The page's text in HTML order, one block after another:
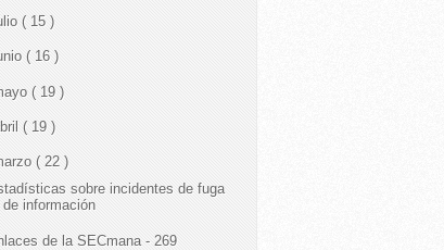
( 15 )
( 16 )
( 19 )
( 19 )
( 22 )
sobre incidentes de fuga
de información
de la SECmana - 269